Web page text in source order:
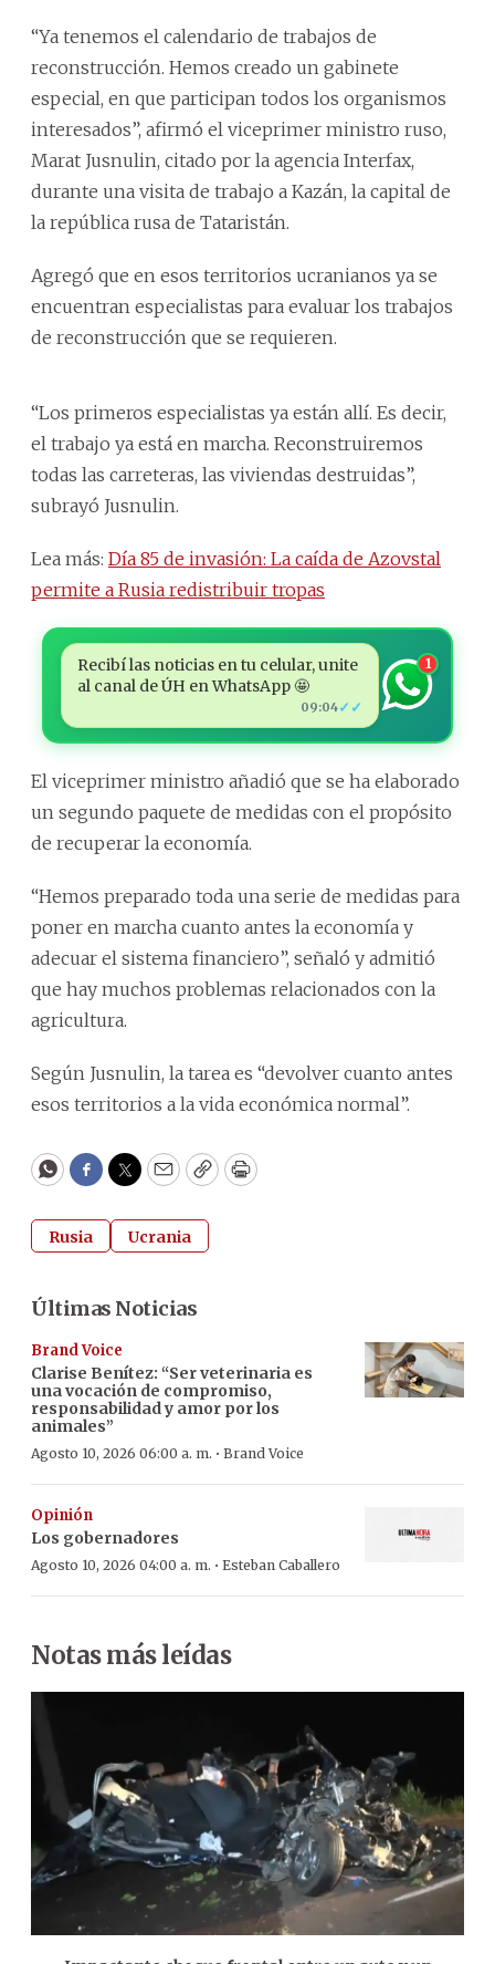
“Ya tenemos el calendario de trabajos de
reconstrucción. Hemos creado un gabinete
especial, en que participan todos los organismos
interesados”, afirmó el viceprimer ministro ruso,
Marat Jusnulin, citado por la agencia Interfax,
durante una visita de trabajo a Kazán, la capital de
la república rusa de Tataristán.
Agregó que en esos territorios ucranianos ya se
encuentran especialistas para evaluar los trabajos
de reconstrucción que se requieren.
“Los primeros especialistas ya están allí. Es decir,
el trabajo ya está en marcha. Reconstruiremos
todas las carreteras, las viviendas destruidas”,
subrayó Jusnulin.
Lea más: Día 85 de invasión: La caída de Azovstal
permite a Rusia redistribuir tropas
Recibí las noticias en tu celular, unite
al canal de ÚH en WhatsApp 🤩
09:04✓✓
1
El viceprimer ministro añadió que se ha elaborado
un segundo paquete de medidas con el propósito
de recuperar la economía.
“Hemos preparado toda una serie de medidas para
poner en marcha cuanto antes la economía y
adecuar el sistema financiero”, señaló y admitió
que hay muchos problemas relacionados con la
agricultura.
Según Jusnulin, la tarea es “devolver cuanto antes
esos territorios a la vida económica normal”.
WhatsApp
Facebook
Twitter
EmailCopyPrint
Rusia Ucrania
Últimas Noticias
Brand Voice
Clarise Benítez: “Ser veterinaria es
una vocación de compromiso,
responsabilidad y amor por los
animales”
Agosto 10, 2026 06:00 a. m. · Brand Voice
Opinión
Los gobernadores
Agosto 10, 2026 04:00 a. m. · Esteban Caballero
Notas más leídas